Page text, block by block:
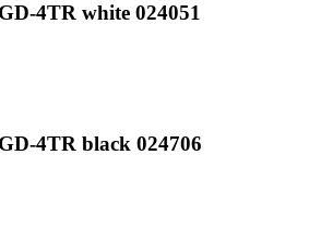
4TR white 024051
4TR black 024706